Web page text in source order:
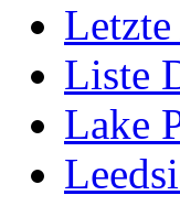
Liste
Lake